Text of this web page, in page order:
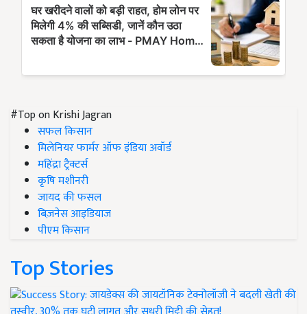
#Top on Krishi Jagran
सफल किसान
मिलेनियर फार्मर ऑफ इंडिया अवॉर्ड
महिंद्रा ट्रैक्टर्स
कृषि मशीनरी
जायद की फसल
बिज़नेस आइडियाज
पीएम किसान
Top Stories